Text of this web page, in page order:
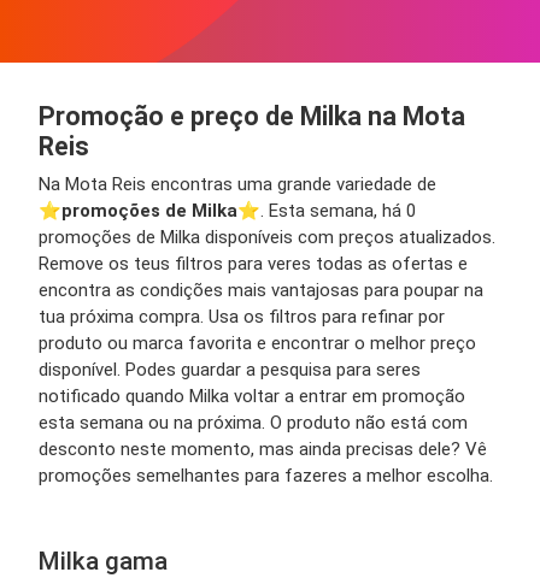
Promoção e preço de Milka na Mota
Reis
Na Mota Reis encontras uma grande variedade de
⭐️promoções de Milka⭐️. Esta semana, há 0
promoções de Milka disponíveis com preços atualizados.
Remove os teus filtros para veres todas as ofertas e
encontra as condições mais vantajosas para poupar na
tua próxima compra. Usa os filtros para refinar por
produto ou marca favorita e encontrar o melhor preço
disponível. Podes guardar a pesquisa para seres
notificado quando Milka voltar a entrar em promoção
esta semana ou na próxima. O produto não está com
desconto neste momento, mas ainda precisas dele? Vê
promoções semelhantes para fazeres a melhor escolha.
Milka gama